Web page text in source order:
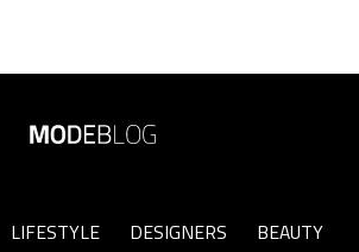
LIFESTYLE DESIGNERS BEAUTY